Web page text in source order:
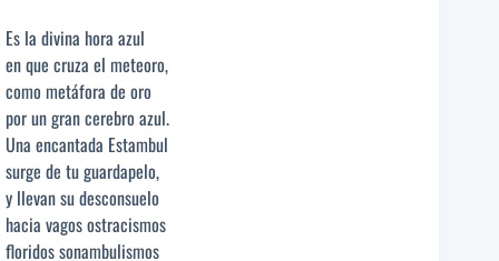
Es la divina hora azul
en que cruza el meteoro,
como metáfora de oro
por un gran cerebro azul.
Una encantada Estambul
surge de tu guardapelo,
y llevan su desconsuelo
hacia vagos ostracismos
floridos sonambulismos